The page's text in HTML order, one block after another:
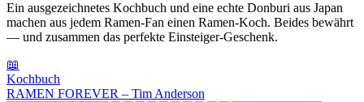
Ein ausgezeichnetes Kochbuch und eine echte Donburi aus Japan
machen aus jedem Ramen-Fan einen Ramen-Koch. Beides bewährt
— und zusammen das perfekte Einsteiger-Geschenk.
📖
Kochbuch
RAMEN FOREVER – Tim Anderson